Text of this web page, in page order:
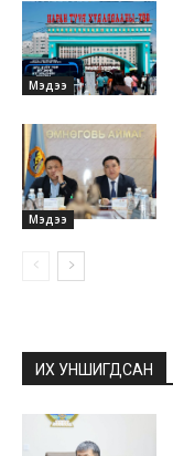
Мэдээ
Мэдээ
ИХ УНШИГДСАН